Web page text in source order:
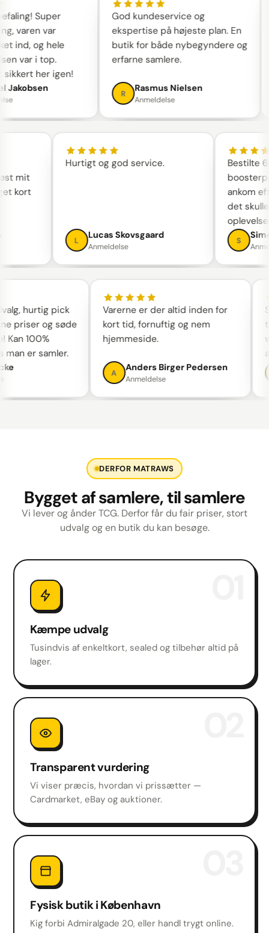
Super
varen var
ind, og hele
var i top.
her igen!
God kundeservice og
ekspertise på højeste plan. En
butik for både nybegyndere og
erfarne samlere.
R
Rasmus Nielsen
Anmeldelse
mit
kort
Hurtigt og god service.
Lucas Skovsgaard
Anmeldelse
Bestilte
ankom
det
hurtig pick
priser og søde
100%
er samler.
Varerne er der altid inden for
kort tid, fornuftig og nem
hjemmeside.
A
Anders Birger Pedersen
Anmeldelse
DERFOR MATRAWS
Bygget af samlere, til samlere
Vi lever og ånder TCG. Derfor får du fair priser, stort
udvalg og en butik du kan besøge.
Kæmpe udvalg
Tusindvis af enkeltkort, sealed og tilbehør altid på
lager.
Transparent vurdering
Vi viser præcis, hvordan vi prissætter —
Cardmarket, eBay og auktioner.
Fysisk butik i København
Kig forbi Admiralgade 20, eller handl trygt online.